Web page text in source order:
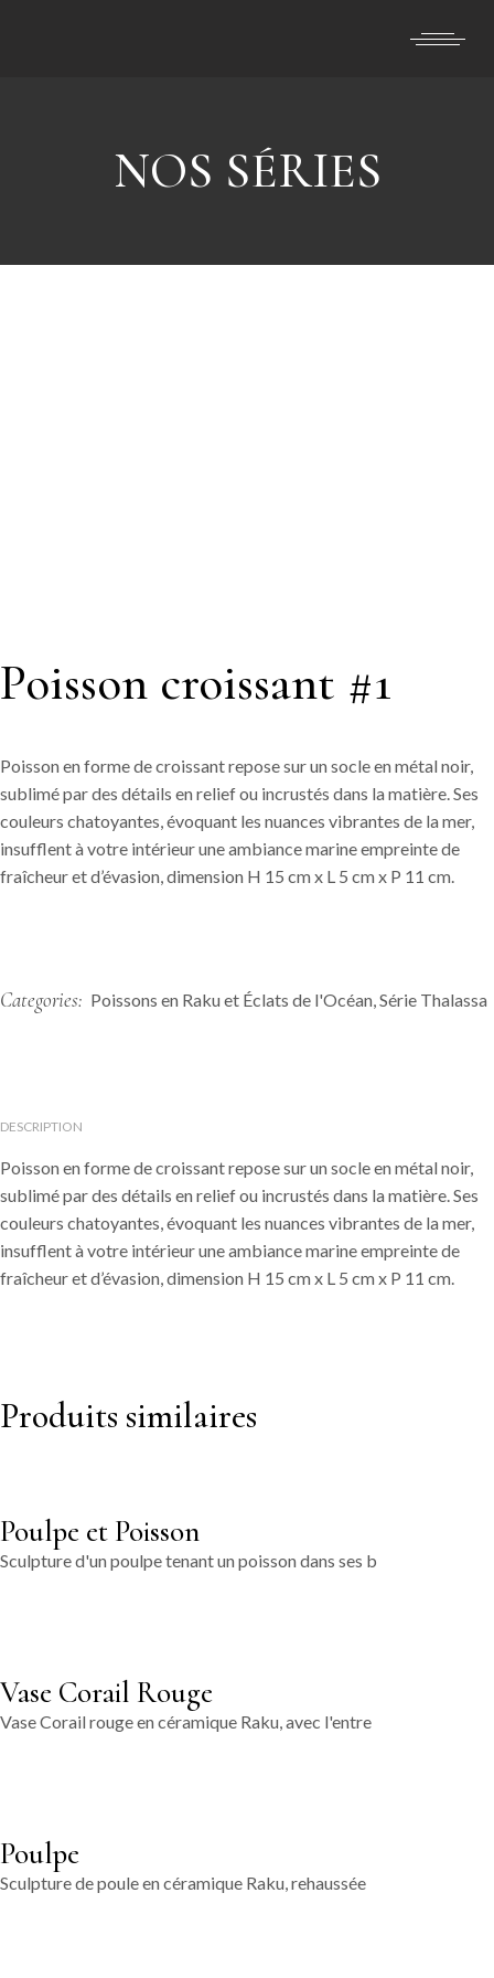
NOS SÉRIES
Poisson croissant #1
Poisson en forme de croissant repose sur un socle en métal noir,
sublimé par des détails en relief ou incrustés dans la matière. Ses
couleurs chatoyantes, évoquant les nuances vibrantes de la mer,
insufflent à votre intérieur une ambiance marine empreinte de
fraîcheur et d’évasion, dimension H 15 cm x L 5 cm x P 11 cm.
Categories: Poissons en Raku et Éclats de l'Océan,Série Thalassa
DESCRIPTION
Poisson en forme de croissant repose sur un socle en métal noir,
sublimé par des détails en relief ou incrustés dans la matière. Ses
couleurs chatoyantes, évoquant les nuances vibrantes de la mer,
insufflent à votre intérieur une ambiance marine empreinte de
fraîcheur et d’évasion, dimension H 15 cm x L 5 cm x P 11 cm.
Produits similaires
Poulpe et Poisson
Sculpture d'un poulpe tenant un poisson dans ses b
Vase Corail Rouge
Vase Corail rouge en céramique Raku, avec l'entre
Poulpe
Sculpture de poule en céramique Raku, rehaussée